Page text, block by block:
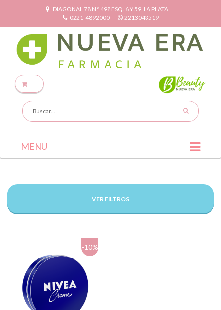
DIAGONAL 78 N° 498 ESQ. 6 Y 59, LA PLATA
0221-4892000
2213043519
MENU
VER FILTROS
-10%